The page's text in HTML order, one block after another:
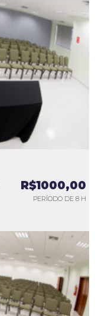
R$1000,00
PERÍODO DE 8 H